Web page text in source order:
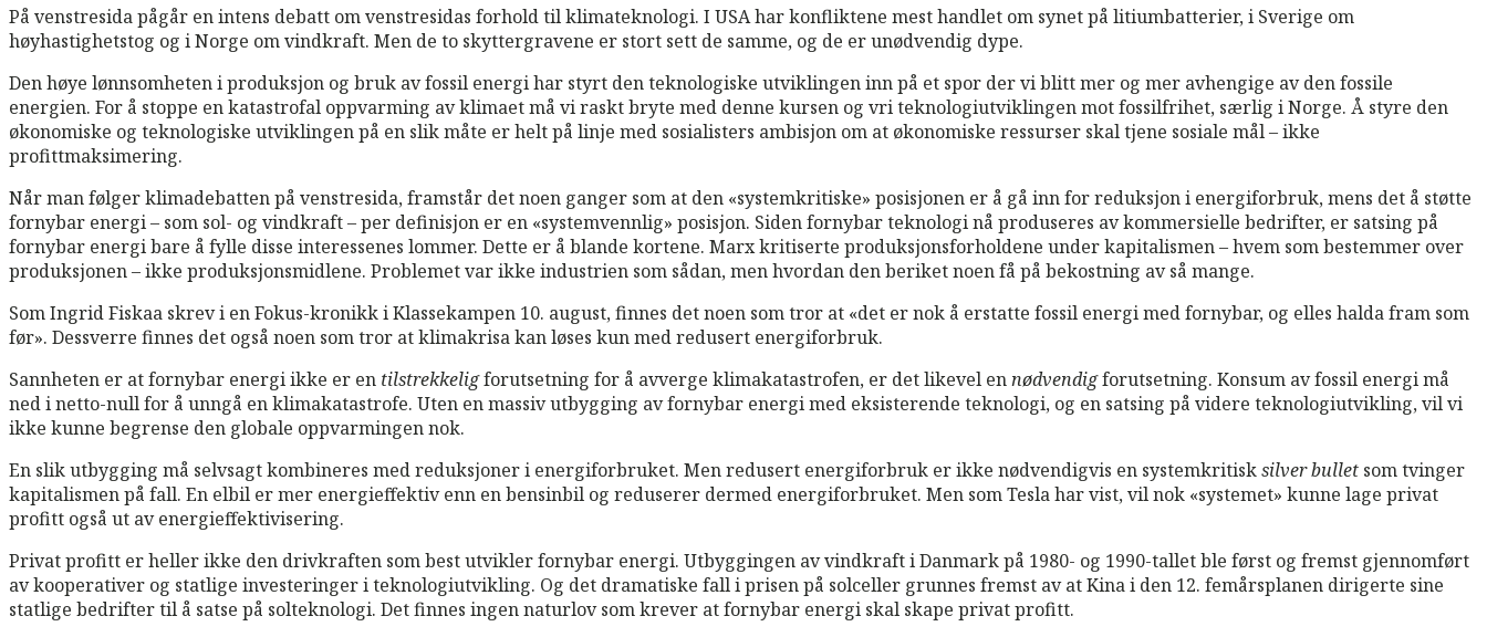
På venstresida pågår en intens debatt om venstresidas forhold til klimateknologi. I USA har konfliktene mest handlet om synet på litiumbatterier, i Sverige om
høyhastighetstog og i Norge om vindkraft. Men de to skyttergravene er stort sett de samme, og de er unødvendig dype.
Den høye lønnsomheten i produksjon og bruk av fossil energi har styrt den teknologiske utviklingen inn på et spor der vi blitt mer og mer avhengige av den fossile
energien. For å stoppe en katastrofal oppvarming av klimaet må vi raskt bryte med denne kursen og vri teknologiutviklingen mot fossilfrihet, særlig i Norge. Å styre den
økonomiske og teknologiske utviklingen på en slik måte er helt på linje med sosialisters ambisjon om at økonomiske ressurser skal tjene sosiale mål – ikke
profittmaksimering.
Når man følger klimadebatten på venstresida, framstår det noen ganger som at den «systemkritiske» posisjonen er å gå inn for reduksjon i energiforbruk, mens det å støtte
fornybar energi – som sol- og vindkraft – per definisjon er en «systemvennlig» posisjon. Siden fornybar teknologi nå produseres av kommersielle bedrifter, er satsing på
fornybar energi bare å fylle disse interessenes lommer. Dette er å blande kortene. Marx kritiserte produksjonsforholdene under kapitalismen – hvem som bestemmer over
produksjonen – ikke produksjonsmidlene. Problemet var ikke industrien som sådan, men hvordan den beriket noen få på bekostning av så mange.
Som Ingrid Fiskaa skrev i en Fokus-kronikk i Klassekampen 10. august, finnes det noen som tror at «det er nok å erstatte fossil energi med fornybar, og elles halda fram som
før». Dessverre finnes det også noen som tror at klimakrisa kan løses kun med redusert energiforbruk.
Sannheten er at fornybar energi ikke er en tilstrekkeligforutsetning for å avverge klimakatastrofen, er det likevel ennødvendigforutsetning. Konsum av fossil energi må
ned i netto-null for å unngå en klimakatastrofe. Uten en massiv utbygging av fornybar energi med eksisterende teknologi, og en satsing på videre teknologiutvikling, vil vi
ikke kunne begrense den globale oppvarmingen nok.
En slik utbygging må selvsagt kombineres med reduksjoner i energiforbruket. Men redusert energiforbruk er ikke nødvendigvis en systemkritisksilver bullet som tvinger
kapitalismen på fall. En elbil er mer energieffektiv enn en bensinbil og reduserer dermed energiforbruket. Men som Tesla har vist, vil nok «systemet» kunne lage privat
profitt også ut av energieffektivisering.
Privat profitt er heller ikke den drivkraften som best utvikler fornybar energi. Utbyggingen av vindkraft i Danmark på 1980- og 1990-tallet ble først og fremst gjennomført
av kooperativer og statlige investeringer i teknologiutvikling. Og det dramatiske fall i prisen på solceller grunnes fremst av at Kina i den 12. femårsplanen dirigerte sine
statlige bedrifter til å satse på solteknologi. Det finnes ingen naturlov som krever at fornybar energi skal skape privat profitt.